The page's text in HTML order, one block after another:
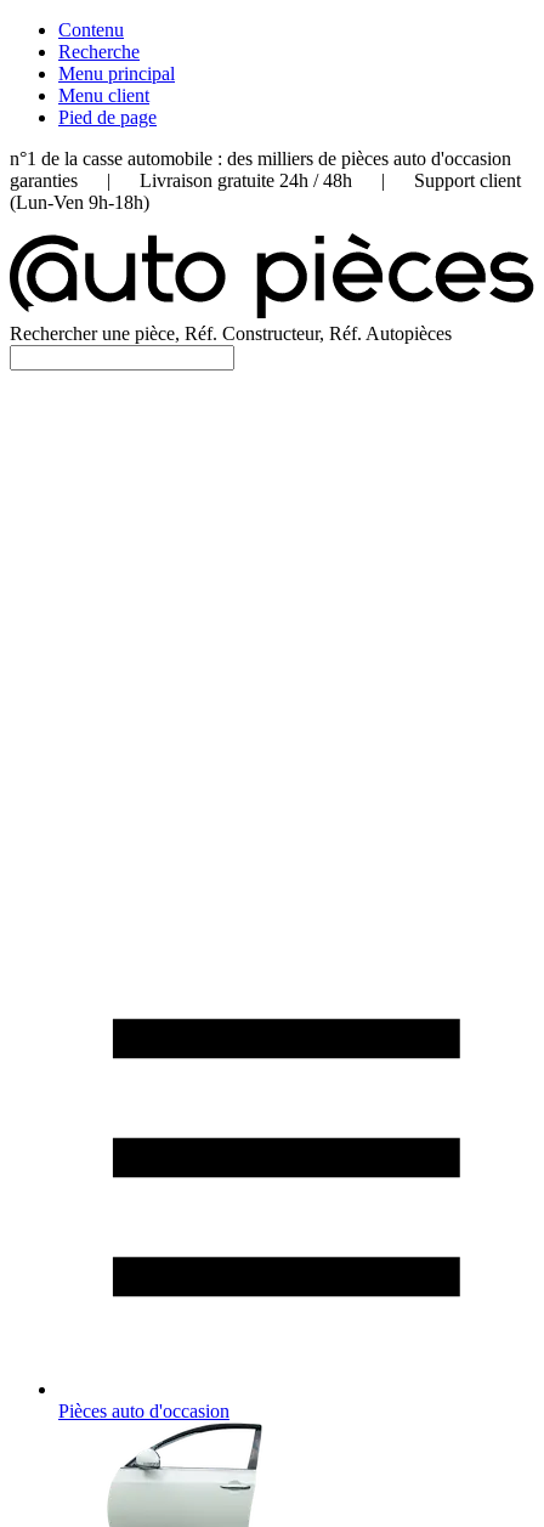
Contenu
Recherche
Menu principal
Menu client
Pied de page
n°1 de la casse automobile : des milliers de pièces auto d'occasion
garanties | Livraison gratuite 24h / 48h | Support client
(Lun-Ven 9h-18h)
Rechercher une pièce, Réf. Constructeur, Réf. Autopièces
Pièces auto d'occasion